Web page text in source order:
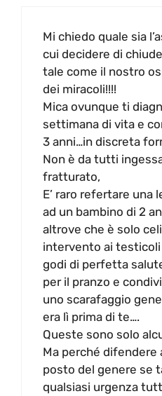
Mi chiedo quale sia
cui decidere di
tale come il nostro
dei miracoli!!!!
Mica ovunque ti
settimana di vita e
3 anni…in discreta
Non è da tutti
fratturato,
E’ raro refertare una
ad un bambino di 2
altrove che è solo
intervento ai
godi di perfetta
per il pranzo e
uno scarafaggio
era lì prima di te….
Queste sono solo
Ma perché
posto del genere se
qualsiasi urgenza